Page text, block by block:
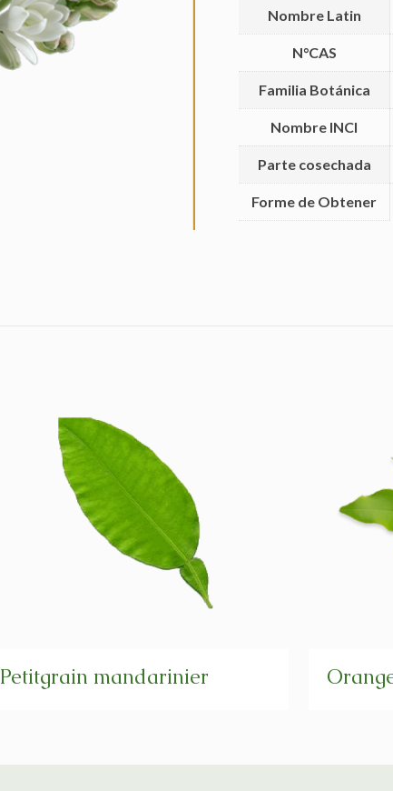
Nombre Latin
N°CAS
Familia Botánica
Nombre INCI
Parte cosechada
Forme de Obtener
Petitgrain mandarinier